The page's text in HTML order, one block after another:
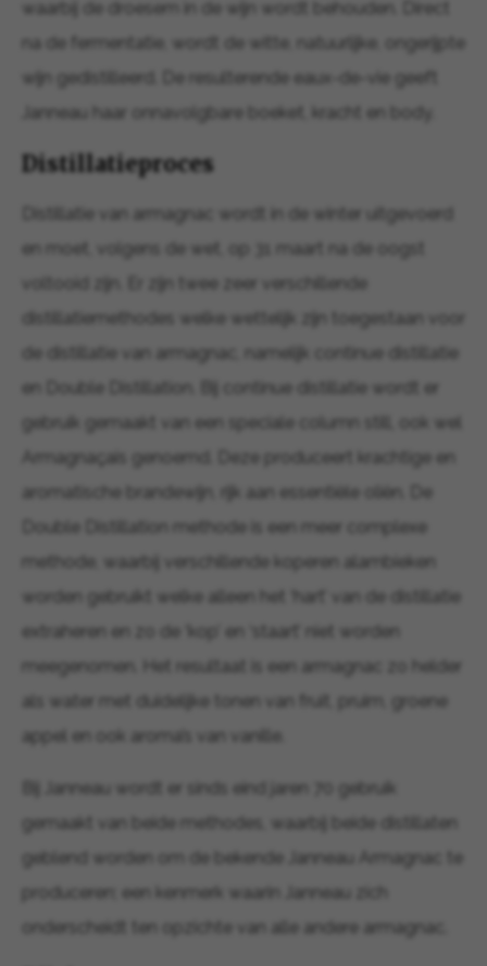
waarbij de droesem in de wijn wordt behouden. Direct
na de fermentatie, wordt de witte, natuurlijke, ongerijpte
wijn gedistilleerd. De resulterende eaux-de-vie geeft
Janneau haar onnavolgbare boeket, kracht en body.
Distillatieproces
Distillatie van armagnac wordt in de winter uitgevoerd
en moet, volgens de wet, op 31 maart na de oogst
voltooid zijn. Er zijn twee zeer verschillende
distillatiemethodes welke wettelijk zijn toegestaan voor
de distillatie van armagnac, namelijk continue distillatie
en Double Distillation. Bij continue distillatie wordt er
gebruik gemaakt van een speciale column still, ook wel
Armagnaçais genoemd. Deze produceert krachtige en
aromatische brandewijn, rijk aan essentiële oliën. De
Double Distillation methode is een meer complexe
methode, waarbij verschillende koperen alambieken
worden gebruikt welke alleen het ‘hart’ van de distillatie
extraheren en zo de ‘kop’ en ‘staart’ niet worden
meegenomen. Het resultaat is een armagnac zo helder
als water met duidelijke tonen van fruit, pruim, groene
appel en ook aroma’s van vanille.
Bij Janneau wordt er sinds eind jaren 70 gebruik
gemaakt van beide methodes, waarbij beide distillaten
geblend worden om de bekende Janneau Armagnac te
produceren; een kenmerk waarin Janneau zich
onderscheidt ten opzichte van alle andere armagnac.